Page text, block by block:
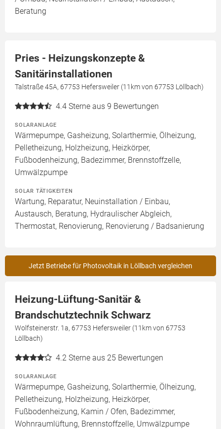
Beratung
Pries - Heizungskonzepte &
Sanitärinstallationen
Talstraße 45A, 67753 Hefersweiler (11km von 67753 Löllbach)
4.4 Sterne aus 9 Bewertungen
SOLARANLAGE
Wärmepumpe, Gasheizung, Solarthermie, Ölheizung,
Pelletheizung, Holzheizung, Heizkörper,
Fußbodenheizung, Badezimmer, Brennstoffzelle,
Umwälzpumpe
SOLAR TÄTIGKEITEN
Wartung, Reparatur, Neuinstallation / Einbau,
Austausch, Beratung, Hydraulischer Abgleich,
Thermostat, Renovierung, Renovierung / Badsanierung
Jetzt Betriebe für Photovoltaik in Löllbach vergleichen
Heizung-Lüftung-Sanitär &
Brandschutztechnik Schwarz
Wolfsteinerstr. 1a, 67753 Hefersweiler (11km von 67753
Löllbach)
4.2 Sterne aus 25 Bewertungen
SOLARANLAGE
Wärmepumpe, Gasheizung, Solarthermie, Ölheizung,
Pelletheizung, Holzheizung, Heizkörper,
Fußbodenheizung, Kamin / Ofen, Badezimmer,
Wohnraumlüftung, Brennstoffzelle, Umwälzpumpe